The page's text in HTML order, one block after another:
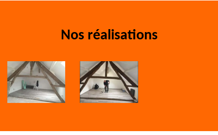
Nos réalisations